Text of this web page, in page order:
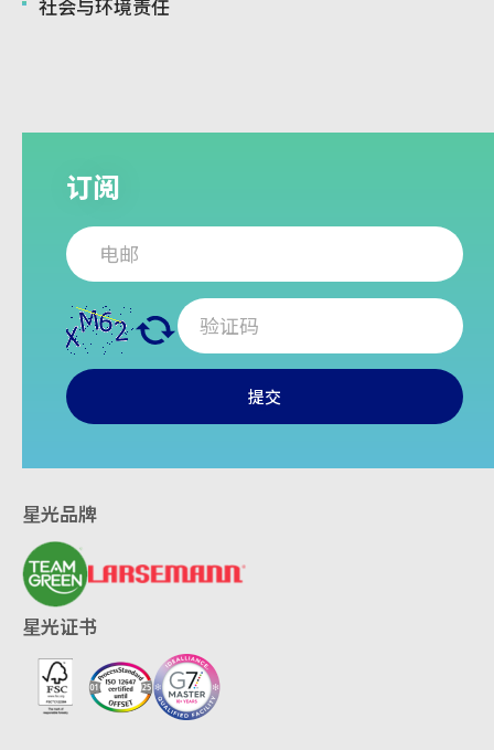
社会与环境责任
订阅
提交
星光品牌
星光证书